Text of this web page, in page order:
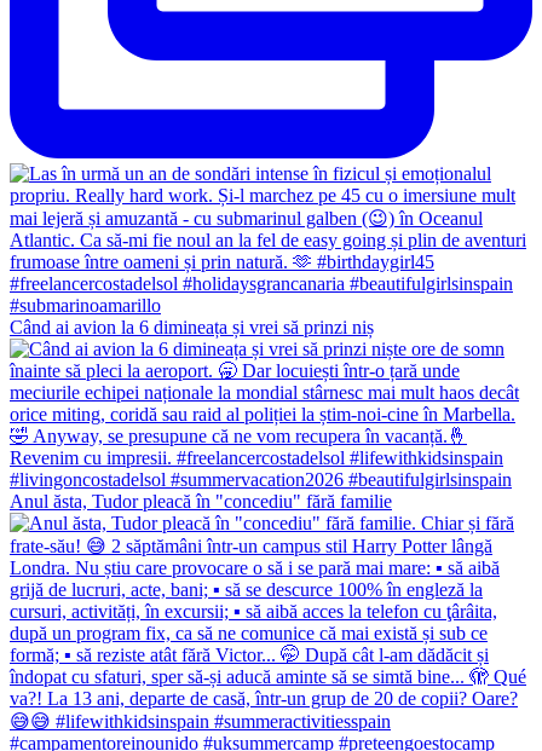
Când ai avion la 6 dimineața și vrei să prinzi niș
Anul ăsta, Tudor pleacă în "concediu" fără familie